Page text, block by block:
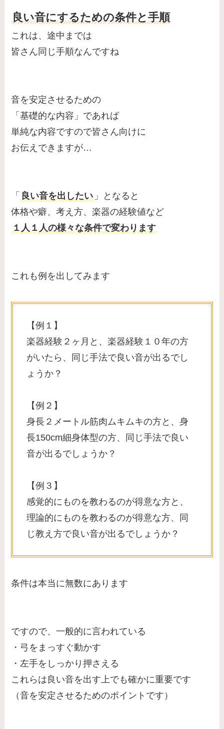
良い音にするための条件と手順
これは、途中までは
皆さん同じ手順なんですね
音を安定させるための
「基礎的な内容」であれば
単純な内容ですので皆さん向けに
お伝えできますが…
「 良い音を出したい 」となると
体格や癖、考え方、楽器の経験値など
１人１人の様々な条件で変わります
これも例を出してみます
【例１】
楽器経験２ヶ月と、楽器経験１０年の方
がいたら、同じ手法で良い音が出るでし
ょうか？
【例２】
身長２メートル筋肉ムキムキの方と、身
長150cm細身体型の方、同じ手法で良い
音が出るでしょうか？
【例３】
感覚的にものを教わるのが得意な方と、
理論的にものを教わるのが得意な方、同
じ教え方で良い音が出るでしょうか？
条件は本当に無数にあります
ですので、一般的に言われている
・弓をまっすぐ動かす
・左手をしっかり押さえる
これらは良い音を出す上でも確かに重要です
（音を安定させるためのポイントです）